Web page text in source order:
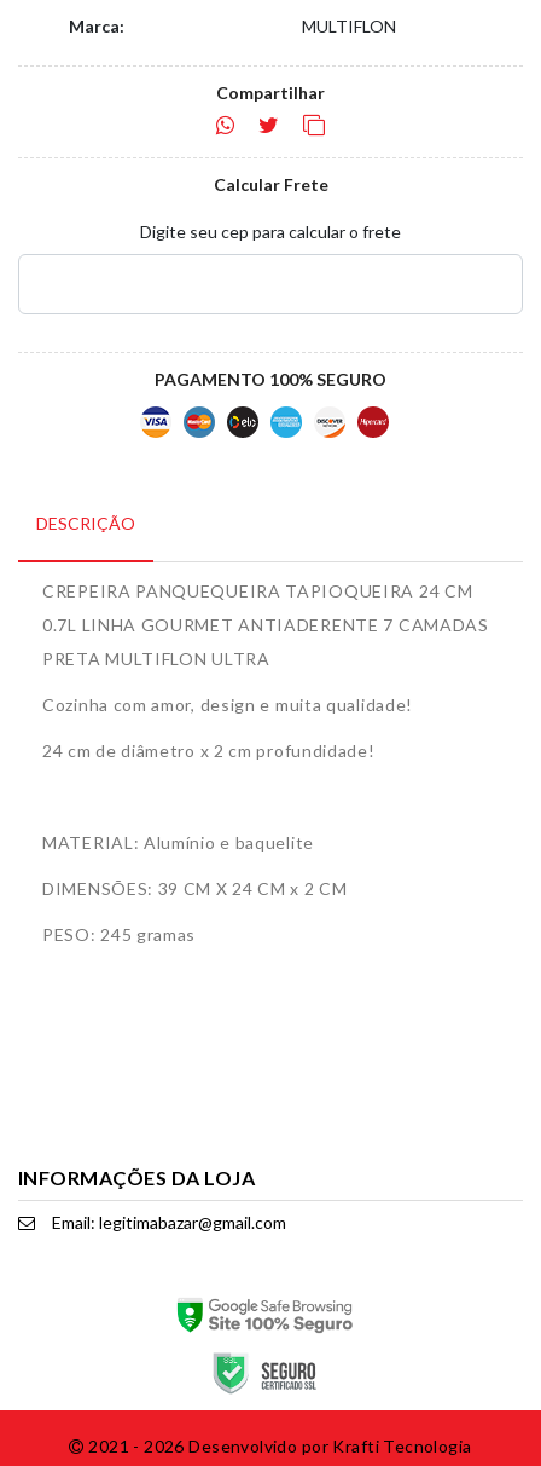
Marca: MULTIFLON
Compartilhar
Calcular Frete
Digite seu cep para calcular o frete
PAGAMENTO 100% SEGURO
DESCRIÇÃO
CREPEIRA PANQUEQUEIRA TAPIOQUEIRA 24 CM
0.7L LINHA GOURMET ANTIADERENTE 7 CAMADAS
PRETA MULTIFLON ULTRA
Cozinha com amor, design e muita qualidade!
24 cm de diâmetro x 2 cm profundidade!
MATERIAL: Alumínio e baquelite
DIMENSÕES: 39 CM X 24 CM x 2 CM
PESO: 245 gramas
INFORMAÇÕES DA LOJA
Email: legitimabazar@gmail.com
2021 - 2026 Desenvolvido por Krafti Tecnologia